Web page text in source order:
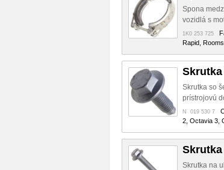
Spona
vozidlá s
1K0 253 725
Rapid,
Skrutka
Skrutka so
prístrojovú
N 019 530 7
2, Octavia 3,
Skrutka
Skrutka na